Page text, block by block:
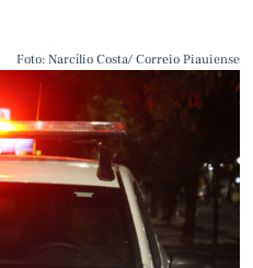
Foto: Narcílio Costa/ Correio Piauiense